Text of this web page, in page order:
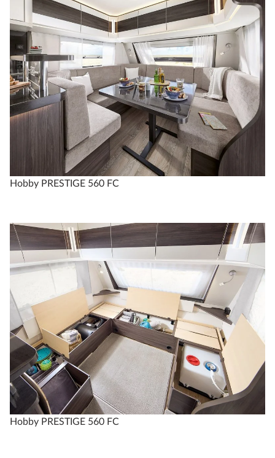
Sammenlign
Tekniske spesifikasjoner
PRESTIGE
660 WFC
Konfigurer
Sammenlign
Tekniske spesifikasjoner
PRESTIGE
Hobby PRESTIGE 560 FC
Hobby PRESTIGE 560 FC